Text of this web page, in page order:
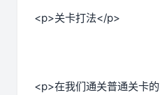
<p>关卡打法</p>
<p>在我们通关普通关卡